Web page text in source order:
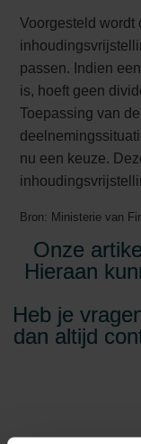
Voorgesteld wordt
passen. Indien
is, hoeft geen
Toepassing van
nu een keuze.
Bron: Ministerie van
Onze
Hieraan
Heb je
dan altijd